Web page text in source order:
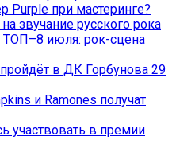
Purple при мастеринге?
звучание русского рока
ТОП–8 июля: рок-сцена
в ДК Горбунова 29
и Ramones получат
участвовать в премии